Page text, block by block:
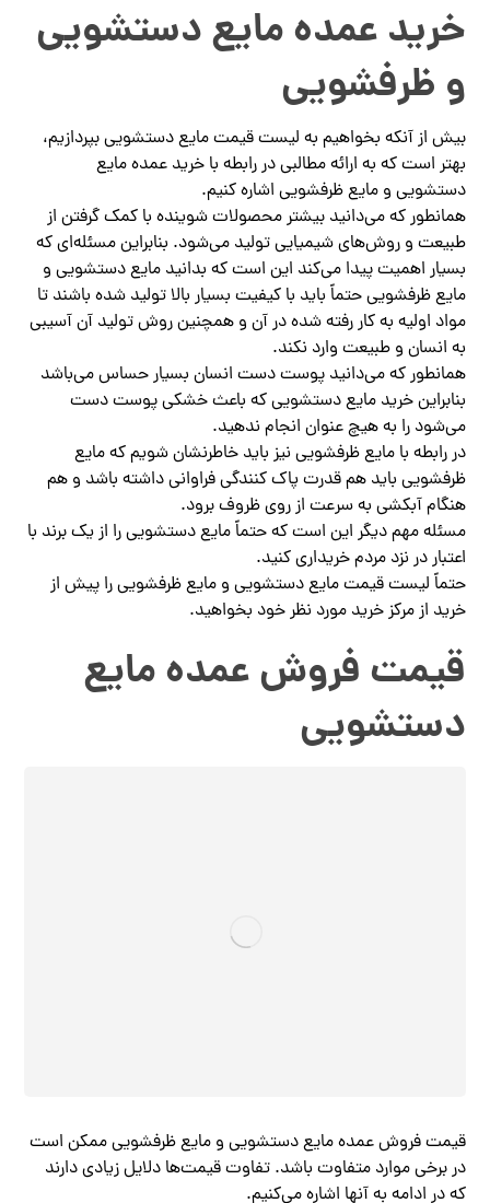
خرید عمده مایع دستشویی
و ظرفشویی
بیش از آنکه بخواهیم به لیست قیمت مایع دستشویی بپردازیم،
بهتر است که به ارائه مطالبی در رابطه با خرید عمده مایع
دستشویی و مایع ظرفشویی اشاره کنیم.
همانطور که می‌دانید بیشتر محصولات شوینده با کمک گرفتن از
طبیعت و روش‌های شیمیایی تولید می‌شود. بنابراین مسئله‌ای که
بسیار اهمیت پیدا می‌کند این است که بدانید مایع دستشویی و
مایع ظرفشویی حتماً باید با کیفیت بسیار بالا تولید شده باشند تا
مواد اولیه به کار رفته شده در آن و همچنین روش تولید آن آسیبی
به انسان و طبیعت وارد نکند.
همانطور که می‌دانید پوست دست انسان بسیار حساس می‌باشد
بنابراین خرید مایع دستشویی که باعث خشکی پوست دست
می‌شود را به هیچ عنوان انجام ندهید.
در رابطه با مایع ظرفشویی نیز باید خاطرنشان شویم که مایع
ظرفشویی باید هم قدرت پاک کنندگی فراوانی داشته باشد و هم
هنگام آبکشی به سرعت از روی ظروف برود.
مسئله مهم دیگر این است که حتماً مایع دستشویی را از یک برند با
اعتبار در نزد مردم خریداری کنید.
حتماً لیست قیمت مایع دستشویی و مایع ظرفشویی را پیش از
خرید از مرکز خرید مورد نظر خود بخواهید.
قیمت فروش عمده مایع
دستشویی
قیمت فروش عمده مایع دستشویی و مایع ظرفشویی ممکن است
در برخی موارد متفاوت باشد. تفاوت قیمت‌ها دلایل زیادی دارند
که در ادامه به آنها اشاره می‌کنیم.